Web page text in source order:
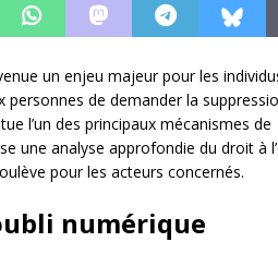
un enjeu majeur pour les
de demander la
l’un des principaux mécanismes de
une analyse approfondie du droit à
pour les acteurs concernés.
numérique